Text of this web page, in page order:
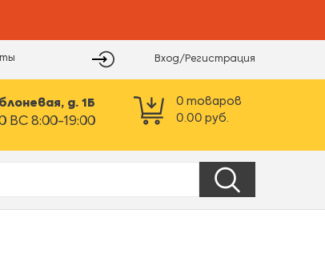
Вход/Регистрация
д. 1Б
ВС 8:00-19:00
0 товаров
0.00 руб.